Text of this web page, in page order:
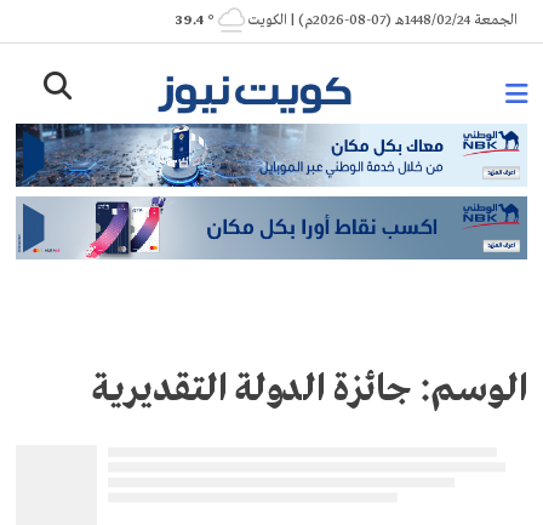
Skip
to
الجمعة 1448/02/24هـ (07-08-2026م) | الكويت ° 39.4
الوسم: جائزة الدولة التقديرية